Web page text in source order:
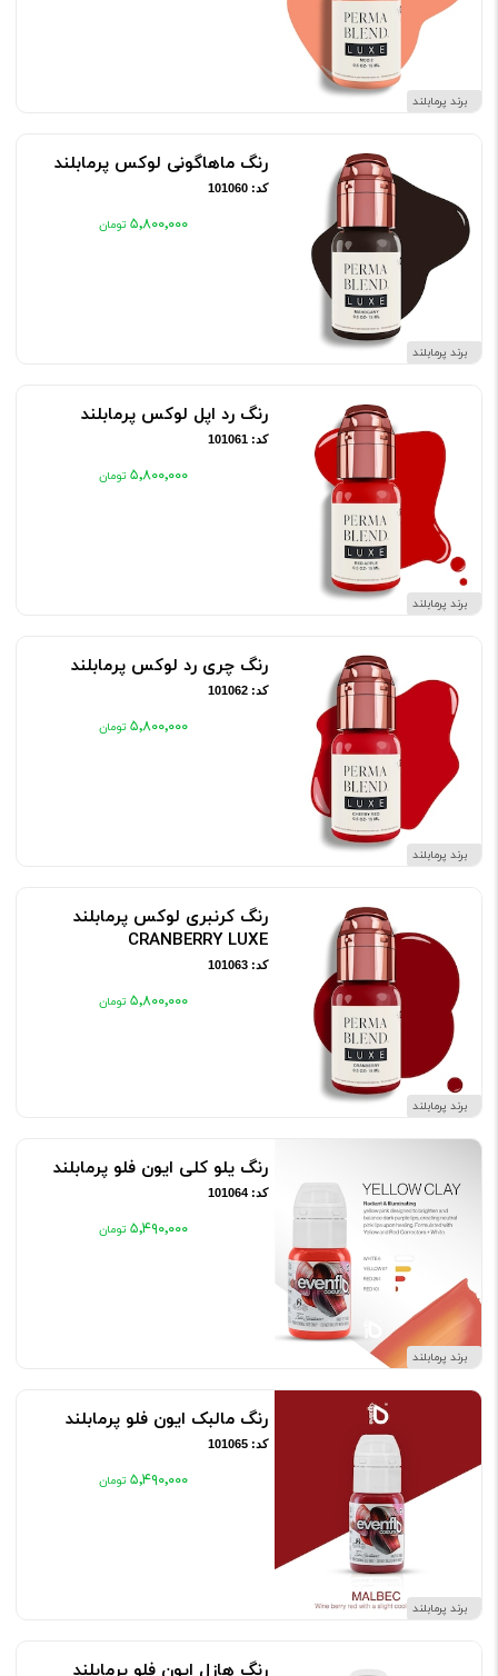
برند پرمابلند
برند پرمابلند
رنگ ماهاگونی لوکس پرمابلند
کد: 101060
۵٬۸۰۰٬۰۰۰
برند پرمابلند
رنگ رد اپل لوکس پرمابلند
کد: 101061
۵٬۸۰۰٬۰۰۰
برند پرمابلند
رنگ چری رد لوکس پرمابلند
کد: 101062
۵٬۸۰۰٬۰۰۰
برند پرمابلند
رنگ کرنبری لوکس پرمابلند
CRANBERRY LUXE
کد: 101063
۵٬۸۰۰٬۰۰۰
برند پرمابلند
رنگ یلو کلی ایون فلو پرمابلند
کد: 101064
۵٬۴۹۰٬۰۰۰
برند پرمابلند
رنگ مالبک ایون فلو پرمابلند
کد: 101065
۵٬۴۹۰٬۰۰۰
رنگ هازل ایون فلو پرمابلند